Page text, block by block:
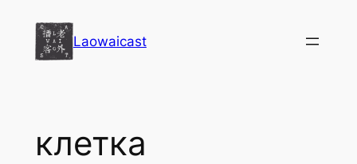
содержимому
Laowaicast
клетка